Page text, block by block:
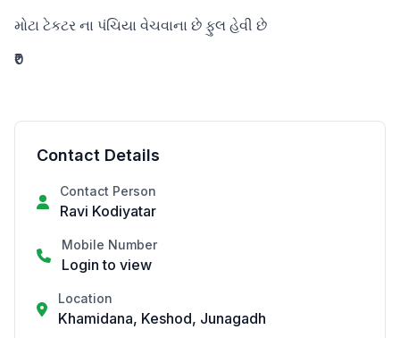
મોટા ટેકટર ના પંચિયા વેચવાના છે ફુલ હેવી છે
₹0
Contact Details
Contact Person
Ravi Kodiyatar
Mobile Number
Login to view
Location
Khamidana, Keshod, Junagadh